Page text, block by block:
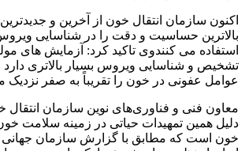
اکنون سازمان انتقال خون از آخرین و
بالاترین حساسیت و دقت را در شناسایی
استفاده می کنندوی تاکید کرد: آزمایش های
تشخیص و شناسایی ویروس بسیار بالاتری دارد
عوامل عفونی در خون را تقریباً به صفر نزدیک
معاون فنی و فناوری‌های نوین سازمان انتقال
دلیل همین تمهیدات حیاتی در زمینه سلامت